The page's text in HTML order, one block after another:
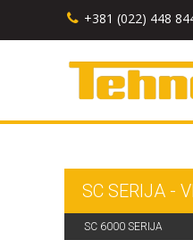
+381 (022) 448
SC SERIJA -
SC 6000 SERIJA